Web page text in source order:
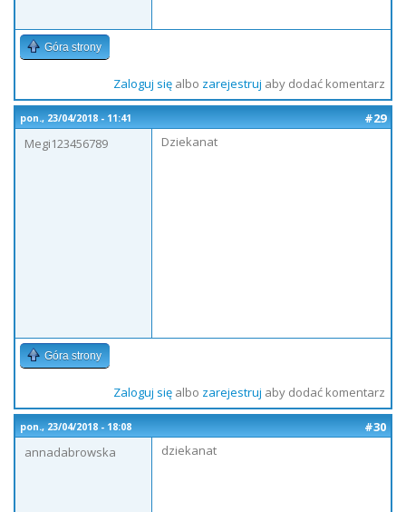
Góra strony
Zaloguj sięalbo zarejestruj aby dodać komentarz
pon., 23/04/2018 - 11:41
#29
Megi123456789
Dziekanat
Góra strony
Zaloguj sięalbo zarejestruj aby dodać komentarz
pon., 23/04/2018 - 18:08
#30
annadabrowska
dziekanat